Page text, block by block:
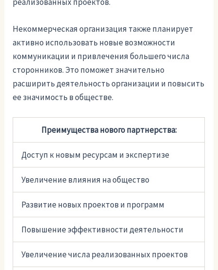
Некоммерческая организация также планирует
активно использовать новые возможности
коммуникации и привлечения большего числа
сторонников. Это поможет значительно
расширить деятельность организации и повысить
ее значимость в обществе.
Преимущества нового партнерства:
Доступ к новым ресурсам и экспертизе
Увеличение влияния на общество
Развитие новых проектов и программ
Повышение эффективности деятельности
Увеличение числа реализованных проектов